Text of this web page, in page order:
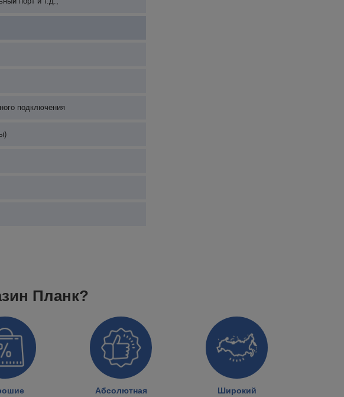
подключения
Планк?
Абсолютная
Широкий